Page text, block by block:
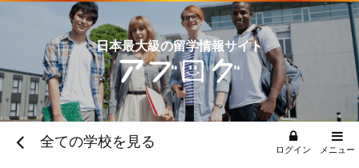
日本最大級の留学情報サイト
全ての学校を見る ログイン メニュー